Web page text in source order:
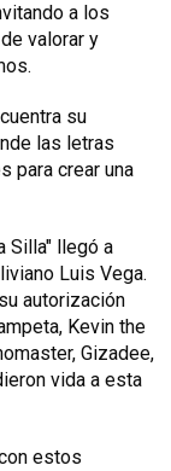
a los
valorar y
su
las letras
para crear una
Silla" llegó a
Luis Vega.
autorización
Kevin the
Gizadee,
vida a esta
estos